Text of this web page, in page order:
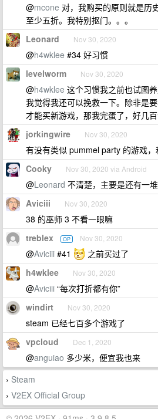
@mcone 对，我购买的原则就是历
至少五折。我特别抠门。。。
Leonard Nov 30, 2020
@h4wklee #34 好习惯
levelworm Nov 30, 2020
@h4wklee 这个习惯我之前也试图
我觉得我还可以挽救一下。除非是
才能买新游戏，那我完蛋了，好几
jorkingwire Nov 30, 2020
有没有类似 pummel party 的游戏
Cooky Nov 30, 2020 via Android
@Leonard 不清楚，主要是还有一
Aviciii Nov 30, 2020
38 的巫师 3 不看一眼嘛
treblex OP Nov 30, 2020
@Aviciii #41 之前买过了
h4wklee Nov 30, 2020
@Aviciii “每次打折都有你”
windirt Nov 30, 2020
steam 已经七百多个游戏了
vpcloud Dec 1, 2020
@anguiao 多少米，便宜我也来
› Steam
› V2EX Official Group